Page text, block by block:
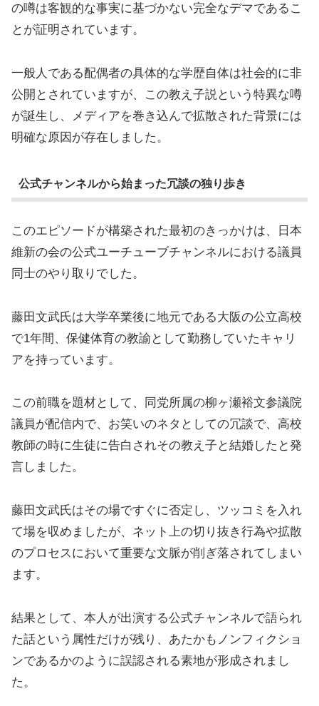
の噂は客観的な事実に基づかない完全なデマであるこ
とが証明されています。
一般人である配偶者の具体的な学歴自体は社会的に非
公開とされていますが、この教え子説という特異な噂
が誕生し、メディアを巻き込んで拡散された背景には
明確な原因が存在しました。
公式チャンネルから始まった冗談の独り歩き
このエピソードが構築された最初のきっかけは、日本
維新の会の公式ユーチューブチャンネルにおける議員
同士のやり取りでした。
藤田文武氏は大学卒業後に地元である大阪の公立高校
で1年間、保健体育の教諭として勤務していたキャリ
アを持っています。
この前職を題材として、同党所属の柳ヶ瀬裕文参議院
議員が配信内で、お笑いのネタとしての冗談で、高校
教師の時に生徒に告白されその教え子と結婚したと発
言しました。
藤田文武氏はその場ですぐに否定し、ツッコミを入れ
て場を収めましたが、ネット上の切り抜き行為や拡散
のプロセスにおいて重要な文脈が削ぎ落されてしまい
ます。
結果として、本人が出演する公式チャンネルで語られ
た話という属性だけが残り、あたかもノンフィクショ
ンであるかのように誤認される素地が形成されまし
た。